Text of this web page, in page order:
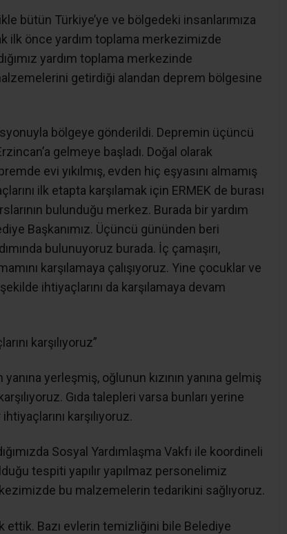
bütün Türkiye’ye ve bölgedeki insanlarımıza
ilk önce yardım toplama merkezimizde
yardım toplama merkezinde
getirdiği alandan deprem bölgesine
bölgeye gönderildi. Depremin üçüncü
gelmeye başladı. Doğal olarak
evi yıkılmış, evden hiç eşyasını almamış
ilk etapta karşılamak için ERMEK de burası
bulunduğu merkez. Burada bir yardım
Başkanımız. Üçüncü gününden beri
bulunuyoruz burada. İç çamaşırı,
karşılamaya çalışıyoruz. Yine çocuklar ve
ihtiyaçlarını da karşılamaya devam
karşılıyoruz”
yerleşmiş, oğlunun kızının yanına gelmiş
Gıda talepleri varsa bunları yerine
karşılıyoruz.
Sosyal Yardımlaşma Vakfı ile koordineli
tespiti yapılır yapılmaz personelimiz
bu malzemelerin tedarikini sağlıyoruz.
ettik. Bazı evlerin temizliğini bile Belediye